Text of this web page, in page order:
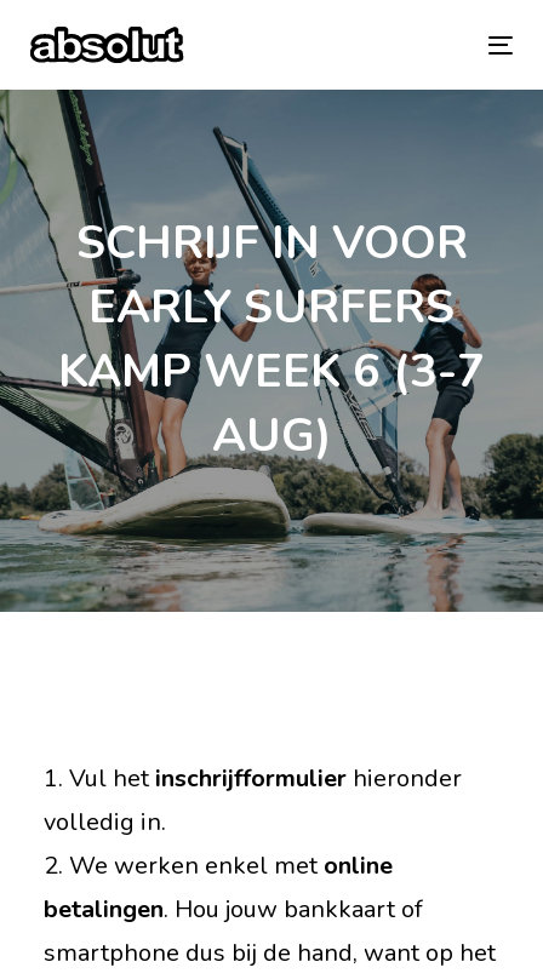
links
primary
navigation
Skip
content
SCHRIJF IN VOOR
EARLY SURFERS
KAMP WEEK 6 (3-7
AUG)
1. Vul hetinschrijfformulierhieronder
volledig in.
2. We werken enkel metonline
betalingen. Hou jouw bankkaart of
smartphone dus bij de hand, want op het